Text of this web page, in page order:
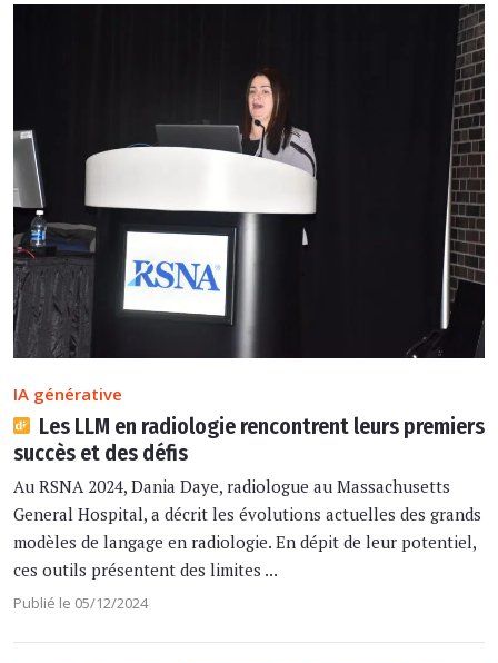
IA générative
Les LLM en radiologie rencontrent leurs premiers
succès et des défis
Au RSNA 2024, Dania Daye, radiologue au Massachusetts
General Hospital, a décrit les évolutions actuelles des grands
modèles de langage en radiologie. En dépit de leur potentiel,
ces outils présentent des limites ...
Publié le 05/12/2024